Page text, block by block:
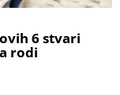
ovih 6 stvari
rodi